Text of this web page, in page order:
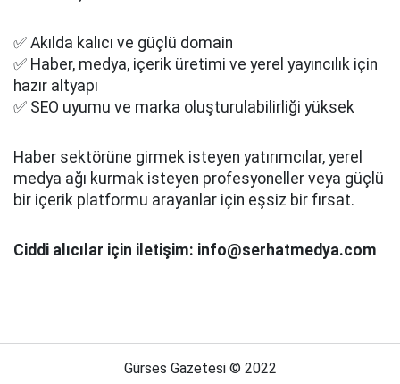
✅ Akılda kalıcı ve güçlü domain
✅ Haber, medya, içerik üretimi ve yerel yayıncılık için
hazır altyapı
✅ SEO uyumu ve marka oluşturulabilirliği yüksek
Haber sektörüne girmek isteyen yatırımcılar, yerel
medya ağı kurmak isteyen profesyoneller veya güçlü
bir içerik platformu arayanlar için eşsiz bir fırsat.
Ciddi alıcılar için iletişim: info@serhatmedya.com
Gürses Gazetesi © 2022